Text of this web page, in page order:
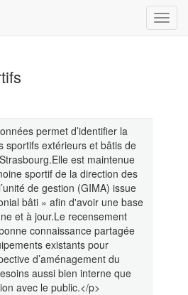
permet d’identifier la
sportifs extérieurs et bâtis de
est maintenue
sportif de la direction des
de gestion (GIMA) issue
bâti » afin d'avoir une base
et à jour.Le recensement
connaissance partagée
existants pour
d’aménagement du
aussi bien interne que
avec le public.</p>